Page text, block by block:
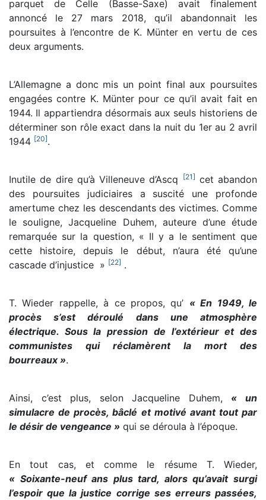
parquet de Celle (Basse-Saxe) avait finalement
annoncé le 27 mars 2018, qu’il abandonnait les
poursuites à l’encontre de K. Münter en vertu de ces
deux arguments.
L’Allemagne a donc mis un point final aux poursuites
engagées contre K. Münter pour ce qu’il avait fait en
1944. Il appartiendra désormais aux seuls historiens de
déterminer son rôle exact dans la nuit du 1er au 2 avril
1944 [20].
Inutile de dire qu’à Villeneuve d’Ascq [21] cet abandon
des poursuites judiciaires a suscité une profonde
amertume chez les descendants des victimes. Comme
le souligne, Jacqueline Duhem, auteure d’une étude
remarquée sur la question, « Il y a le sentiment que
cette histoire, depuis le début, n’aura été qu’une
cascade d’injustice » [22] .
T. Wieder rappelle, à ce propos, qu’ « En 1949, le
procès s’est déroulé dans une atmosphère
électrique. Sous la pression de l’extérieur et des
communistes qui réclamèrent la mort des
bourreaux ».
Ainsi, c’est plus, selon Jacqueline Duhem, « un
simulacre de procès, bâclé et motivé avant tout par
le désir de vengeance » qui se déroula à l’époque.
En tout cas, et comme le résume T. Wieder,
« Soixante-neuf ans plus tard, alors qu’avait surgi
l’espoir que la justice corrige ses erreurs passées,